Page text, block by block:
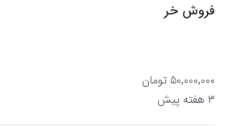
فروش خر
۵۰,۰۰۰,۰۰۰ تومان
۳ هفته پیش